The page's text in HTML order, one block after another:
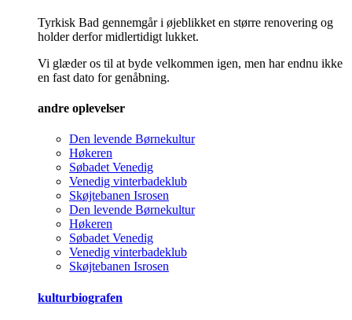
Tyrkisk Bad gennemgår i øjeblikket en større renovering og
holder derfor midlertidigt lukket.
Vi glæder os til at byde velkommen igen, men har endnu ikke
en fast dato for genåbning.
andre oplevelser
Den levende Børnekultur
Høkeren
Søbadet Venedig
Venedig vinterbadeklub
Skøjtebanen Isrosen
Den levende Børnekultur
Høkeren
Søbadet Venedig
Venedig vinterbadeklub
Skøjtebanen Isrosen
kulturbiografen